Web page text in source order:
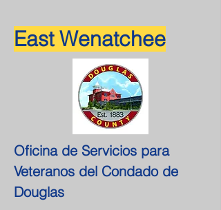
East Wenatchee
Oficina de Servicios para
Veteranos del Condado de
Douglas